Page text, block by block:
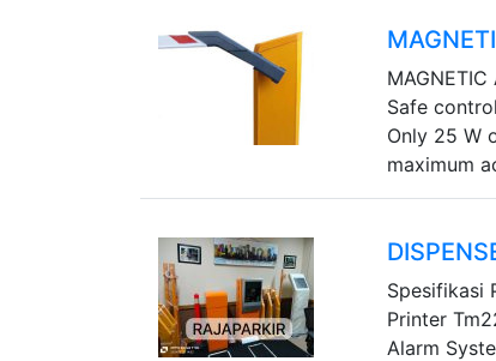
MAGNETIC
Safe
Only 25 W
maximum
Spesifikasi
Printer
Alarm